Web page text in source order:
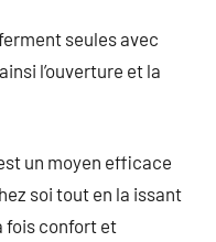
seules avec
l’ouverture et la
un moyen efficace
soi tout en la issant
fois confort et